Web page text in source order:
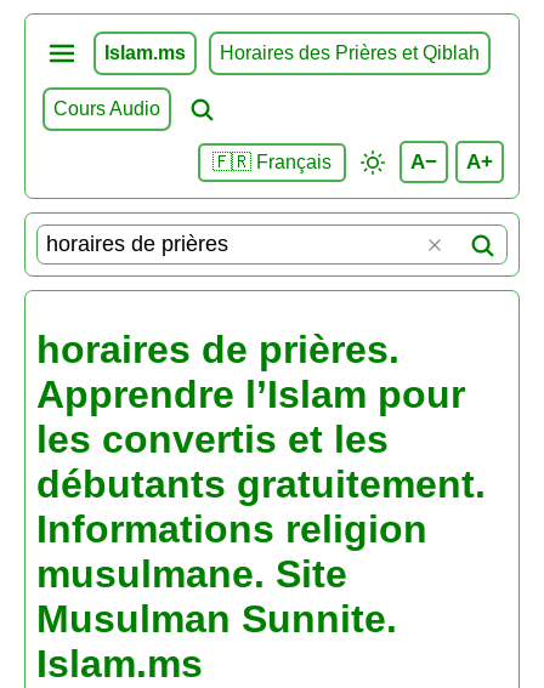
Islam.ms Horaires des Prières et Qiblah
Cours Audio
🇫🇷 Français A− A+
horaires de prières.
Apprendre l’Islam pour
les convertis et les
débutants gratuitement.
Informations religion
musulmane. Site
Musulman Sunnite.
Islam.ms